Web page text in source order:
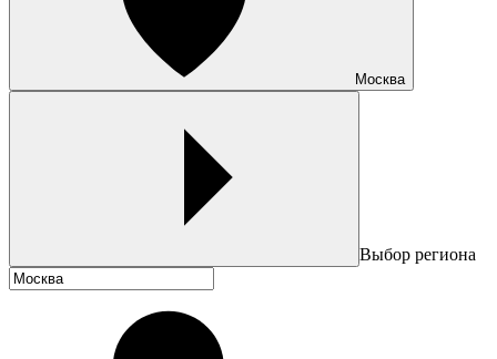
Москва
Выбор региона